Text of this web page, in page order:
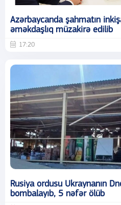
Azərbaycanda şahmatın
əməkdaşlıq müzakirə edilib
17:20
Rusiya ordusu Ukraynanın
bombalayıb, 5 nəfər ölüb